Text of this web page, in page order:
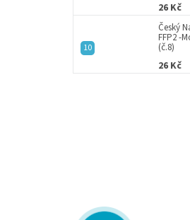
26 Kč
Český
FFP2 -
(č.8)
26 Kč